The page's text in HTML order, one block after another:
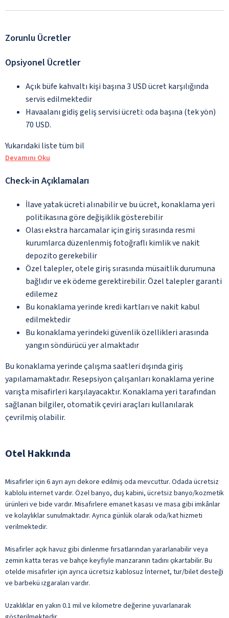
Zorunlu Ücretler
Opsiyonel Ücretler
Açık büfe kahvaltı kişi başına 3 USD ücret karşılığında
servis edilmektedir
Havaalanı gidiş geliş servisi ücreti: oda başına (tek yön)
70 USD.
Yukarıdaki liste tüm bil
Devamını Oku
Check-in Açıklamaları
İlave yatak ücreti alınabilir ve bu ücret, konaklama yeri
politikasına göre değişiklik gösterebilir
Olası ekstra harcamalar için giriş sırasında resmi
kurumlarca düzenlenmiş fotoğraflı kimlik ve nakit
depozito gerekebilir
Özel talepler, otele giriş sırasında müsaitlik durumuna
bağlıdır ve ek ödeme gerektirebilir. Özel talepler garanti
edilemez
Bu konaklama yerinde kredi kartları ve nakit kabul
edilmektedir
Bu konaklama yerindeki güvenlik özellikleri arasında
yangın söndürücü yer almaktadır
Bu konaklama yerinde çalışma saatleri dışında giriş
yapılamamaktadır. Resepsiyon çalışanları konaklama yerine
varışta misafirleri karşılayacaktır. Konaklama yeri tarafından
sağlanan bilgiler, otomatik çeviri araçları kullanılarak
çevrilmiş olabilir.
Otel Hakkında
Misafirler için 6 ayrı ayrı dekore edilmiş oda mevcuttur. Odada ücretsiz
kablolu internet vardır. Özel banyo, duş kabini, ücretsiz banyo/kozmetik
ürünleri ve bide vardır. Misafirlere emanet kasası ve masa gibi imkânlar
ve kolaylıklar sunulmaktadır. Ayrıca günlük olarak oda/kat hizmeti
verilmektedir.
Misafirler açık havuz gibi dinlenme fırsatlarından yararlanabilir veya
zemin katta teras ve bahçe keyfiyle manzaranın tadını çıkartabilir. Bu
otelde misafirler için ayrıca ücretsiz kablosuz İnternet, tur/bilet desteği
ve barbekü ızgaraları vardır.
Uzaklıklar en yakın 0.1 mil ve kilometre değerine yuvarlanarak